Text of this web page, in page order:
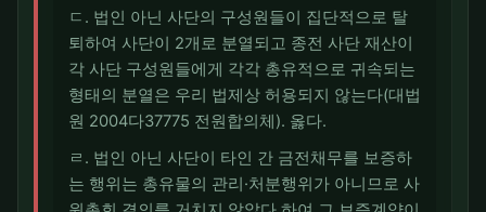
ㄷ. 법인 아닌 사단의 구성원들이 집단적으로 탈
퇴하여 사단이 2개로 분열되고 종전 사단 재산이
각 사단 구성원들에게 각각 총유적으로 귀속되는
형태의 분열은 우리 법제상 허용되지 않는다(대법
원 2004다37775 전원합의체). 옳다.
ㄹ. 법인 아닌 사단이 타인 간 금전채무를 보증하
는 행위는 총유물의 관리·처분행위가 아니므로 사